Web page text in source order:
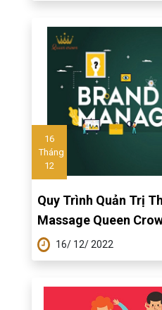
16
Tháng
12
Quy Trình Quản Trị
Massage Queen
16/ 12/ 2022